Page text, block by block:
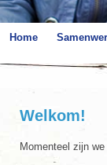
Home
Welkom!
Momenteel zijn